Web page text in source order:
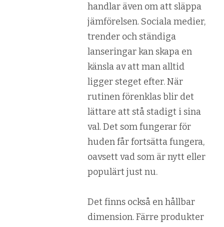
handlar även om att släppa
jämförelsen. Sociala medier,
trender och ständiga
lanseringar kan skapa en
känsla av att man alltid
ligger steget efter. När
rutinen förenklas blir det
lättare att stå stadigt i sina
val. Det som fungerar för
huden får fortsätta fungera,
oavsett vad som är nytt eller
populärt just nu.
Det finns också en hållbar
dimension. Färre produkter